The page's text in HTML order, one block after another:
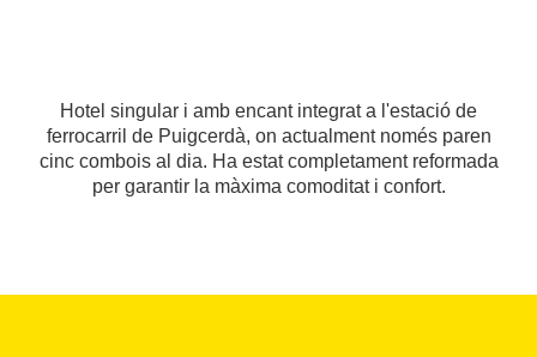
Hotel singular i amb encant integrat a l'estació de
ferrocarril de Puigcerdà, on actualment només paren
cinc combois al dia. Ha estat completament reformada
per garantir la màxima comoditat i confort.